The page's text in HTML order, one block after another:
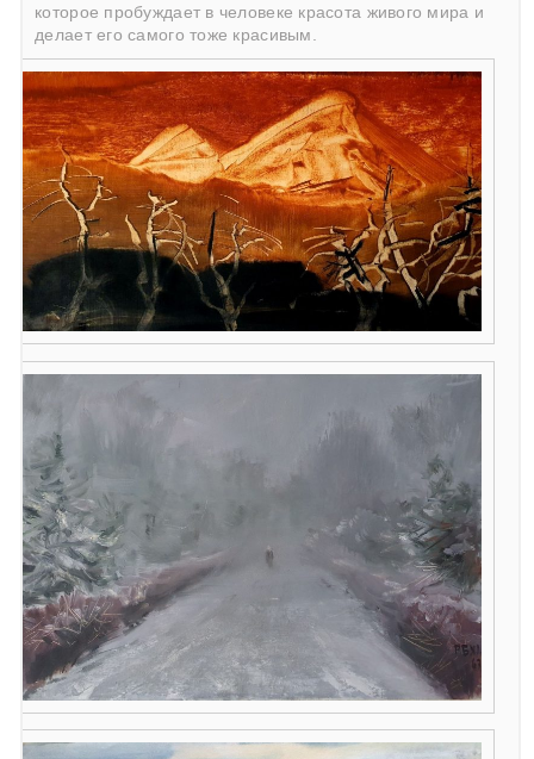
которое пробуждает в человеке красота живого мира и
делает его самого тоже красивым.